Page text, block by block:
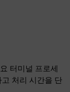
터미널 프로세
처리 시간을 단